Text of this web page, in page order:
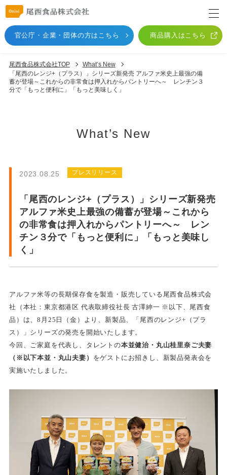
官公庁・企業・団体の方はこちら 商品購入はこちら
尾西食品株式会社TOP
What’s New
「尾西のレンジ+（プラス）」シリーズ新発売 アルファ米史上最強の備
蓄が登場～これからの非常食は押入れからパントリーへ～ レンチン３
分で「もっと便利に」「もっと美味しく」
What’s New
2023.08.25 プレスリリース
「尾西のレンジ+（プラス）」シリーズ新発売
アルファ米史上最強の備蓄が登場～これから
の非常食は押入れからパントリーへ～ レン
チン３分で「もっと便利に」「もっと美味し
く」
アルファ米等の長期保存食を製造・販売している尾西食品株式会
社（本社：東京都港区 代表取締役社長 古澤紳一 ※以下、尾西食
品）は、8月25日（金）より、新製品、「尾西のレンジ+（プラ
ス）」シリーズの発売を開始いたします。
今回、ご家庭を代表し、タレントの本並健治・丸山桂里奈ご夫妻
（※以下本並・丸山夫妻） をゲストにお招きし、新製品発表会を
実施いたしました。